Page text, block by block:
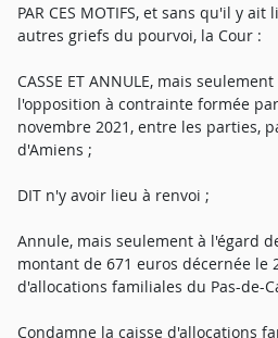
PAR CES MOTIFS, et sans qu'il y
autres griefs du pourvoi, la Cour :
CASSE ET ANNULE, mais
l'opposition à contrainte formée
novembre 2021, entre les parties,
d'Amiens ;
DIT n'y avoir lieu à renvoi ;
Annule, mais seulement à l'égard
montant de 671 euros décernée le
d'allocations familiales du Pas-de-
Condamne la caisse d'allocations